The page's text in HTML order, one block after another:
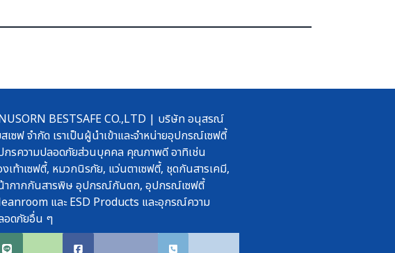
BESTSAFE CO.,LTD | บริษัท อนุสรณ์
สเซฟ จำกัด เราเป็นผู้นำเข้าและจำหน่ายอุปกรณ์เซฟตี้
กรความปลอดภัยส่วนบุคคล คุณภาพดี อาทิเช่น
งเท้าเซฟตี้, หมวกนิรภัย, แว่นตาเซฟตี้, ชุดกันสารเคมี,
ากากกันสารพิษ อุปกรณ์กันตก, อุปกรณ์เซฟตี้
และ ESD Products และอุกรณ์ความ
อดภัยอื่น ๆ